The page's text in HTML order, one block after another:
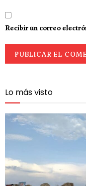
Recibir un correo
Lo más visto